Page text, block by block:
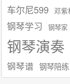
车尔尼599 邓紫
钢琴学习 钢琴家
钢琴演奏
钢琴谱 钢琴陪练